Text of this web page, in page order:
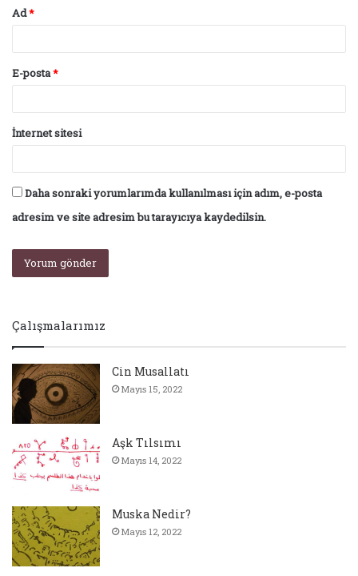
Ad*
E-posta*
İnternet sitesi
Daha sonraki yorumlarımda kullanılması için adım, e-posta
adresim ve site adresim bu tarayıcıya kaydedilsin.
Çalışmalarımız
Cin Musallatı
Mayıs 15, 2022
Aşk Tılsımı
Mayıs 14, 2022
Muska Nedir?
Mayıs 12, 2022